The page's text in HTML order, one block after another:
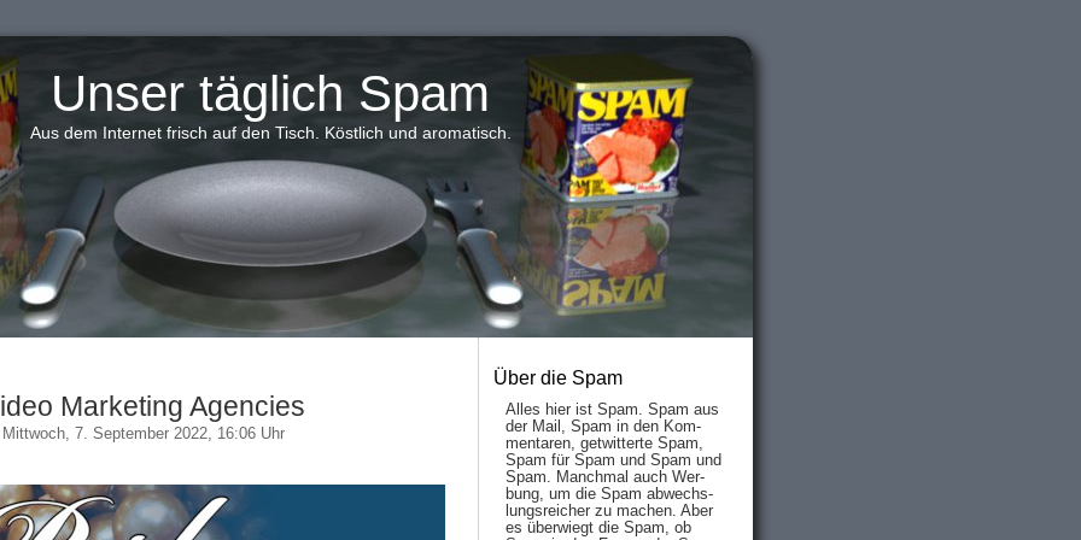
Unser täglich Spam
Aus dem Internet frisch auf den Tisch. Köstlich und aromatisch.
Marketing Agencies
Mittwoch, 7. September 2022, 16:06 Uhr
Über die Spam
Alles hier ist Spam. Spam aus
der Mail, Spam in den Kom­
men­taren, ge­twit­ter­te Spam,
Spam für Spam und Spam und
Spam. Manch­mal auch Wer­
bung, um die Spam ab­wechs­
lungs­reich­er zu mach­en. Aber
es über­wiegt die Spam, ob